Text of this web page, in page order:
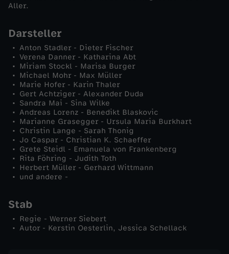
e
E
c
k
e
g
d
Aller.
Darsteller
Anton Stadler - Dieter Fischer
Verena Danner - Katharina Abt
Miriam Stockl - Marisa Burger
Michael Mohr - Max Müller
Marie Hofer - Karin Thaler
Gert Achtziger - Alexander Duda
Sandra Mai - Sina Wilke
Andreas Lorenz - Benedikt Blaskovic
Marianne Grasegger - Ursula Maria Burkhart
Christin Lange - Sarah Thonig
Jo Caspar - Christian K. Schaeffer
Grete Steidl - Emanuela von Frankenberg
Rita Föhring - Judith Toth
Herbert Müller - Gerhard Wittmann
und andere -
Stab
Regie - Werner Siebert
Autor - Kerstin Oesterlin, Jessica Schellack